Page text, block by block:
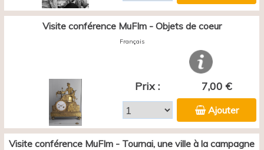
Visite conférence MuFIm - Objets de coeur
Français
Prix : 7,00 €
Ajouter
Visite conférence MuFIm - Tournai, une ville à la campagne